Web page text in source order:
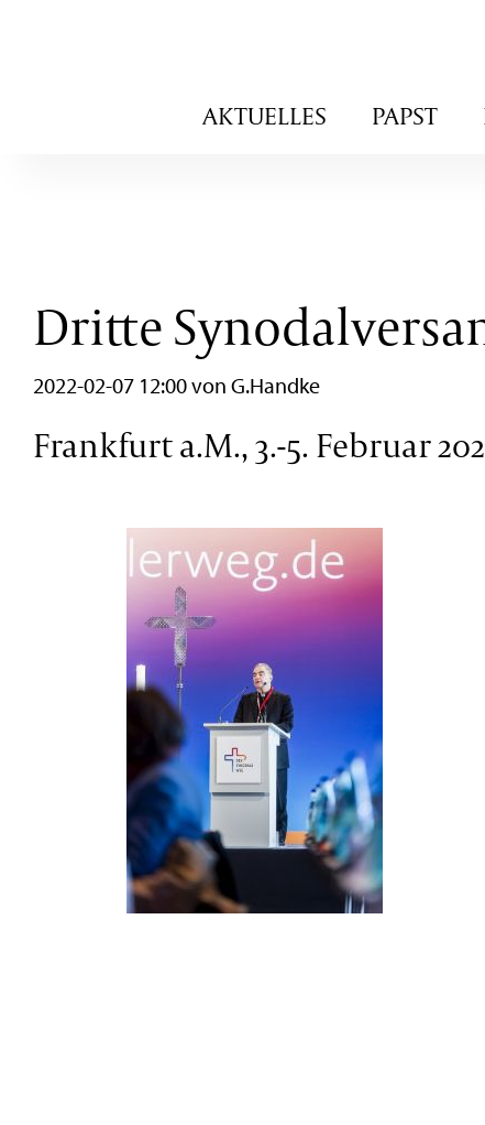
Navigation
überspringen
AKTUELLES PAPST
Dritte
2022-02-07 12:00von G.Handke
Frankfurt a.M., 3.-5. Februar